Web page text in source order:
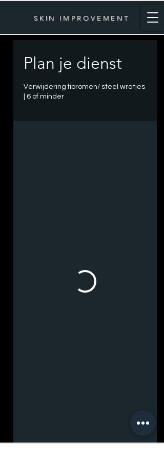
SKIN IMPROVEMENT
Plan je dienst
Verwijdering fibromen/ steel wratjes
| 6 of minder